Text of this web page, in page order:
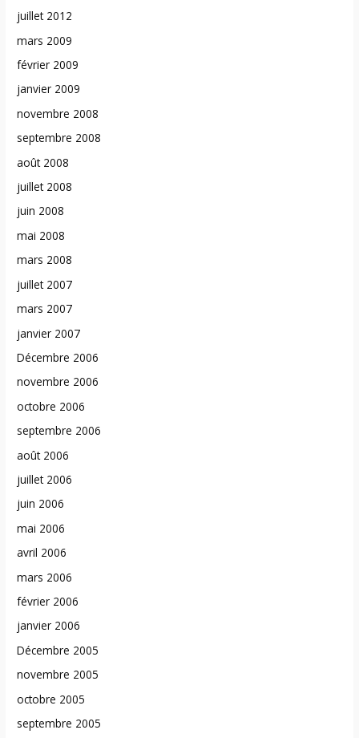
juillet 2012
mars 2009
février 2009
janvier 2009
novembre 2008
septembre 2008
août 2008
juillet 2008
juin 2008
mai 2008
mars 2008
juillet 2007
mars 2007
janvier 2007
Décembre 2006
novembre 2006
octobre 2006
septembre 2006
août 2006
juillet 2006
juin 2006
mai 2006
avril 2006
mars 2006
février 2006
janvier 2006
Décembre 2005
novembre 2005
octobre 2005
septembre 2005